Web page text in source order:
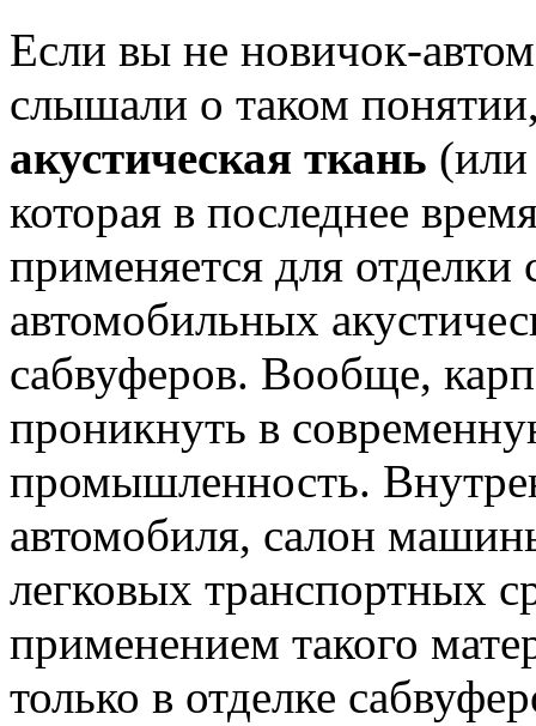
Если вы не новичок-
слышали о таком
акустическая ткань
которая в последнее
применяется для
автомобильных
сабвуферов. Вообще,
проникнуть в
промышленность.
автомобиля, салон
легковых транспортных
применением такого
только в отделке